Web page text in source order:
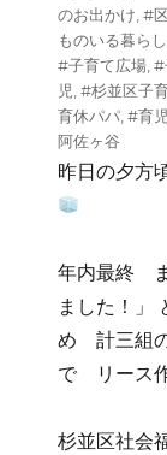
のお出かけ #
ものいる暮らし
#子育て広場, #
児 #杉並区子
育休パパ, #育
阿佐ヶ谷
昨日の夕方
年内最終
ました！
め 計三組
で リース
杉並区社会